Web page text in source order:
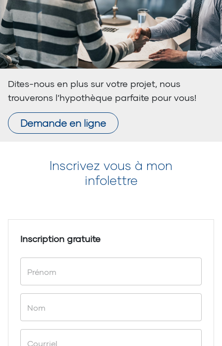
Dites-nous en plus sur votre projet, nous
trouverons l’hypothèque parfaite pour vous!
Demande en ligne
Inscrivez vous à mon
infolettre
Inscription gratuite